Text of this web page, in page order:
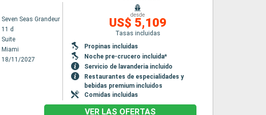
Seven Seas Grandeur
11 d
Suite
Miami
18/11/2027
desde
US$ 5,109
Tasas incluidas
Propinas incluidas
Noche pre-crucero incluida*
Servicio de lavanderia incluido
Restaurantes de especialidades y
bebidas premium incluidos
Comidas incluidas
VER LAS OFERTAS